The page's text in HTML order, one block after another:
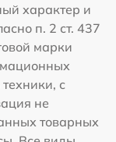
характер и
п. 2 ст. 437
марки
с
не
товарных